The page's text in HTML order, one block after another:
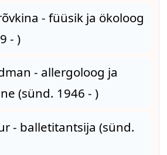
- füüsik ja ökoloog
- )
- allergoloog ja
(sünd. 1946 - )
- balletitantsija (sünd.